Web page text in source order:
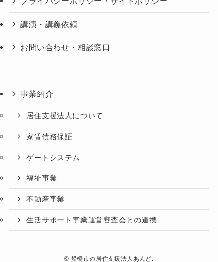
講演・講義依頼
お問い合わせ・相談窓口
事業紹介
居住支援法人について
家賃債務保証
ゲートシステム
福祉事業
不動産事業
生活サポート事業運営審査会との連携
© 船橋市の居住支援法人あんど.